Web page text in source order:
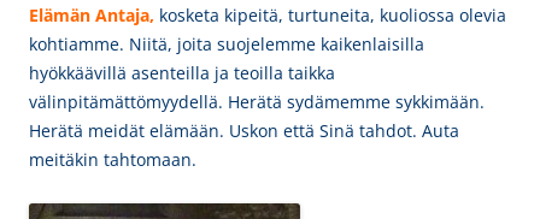
Elämän Antaja, kosketa kipeitä, turtuneita, kuoliossa olevia
kohtiamme. Niitä, joita suojelemme kaikenlaisilla
hyökkäävillä asenteilla ja teoilla taikka
välinpitämättömyydellä. Herätä sydämemme sykkimään.
Herätä meidät elämään. Uskon että Sinä tahdot. Auta
meitäkin tahtomaan.